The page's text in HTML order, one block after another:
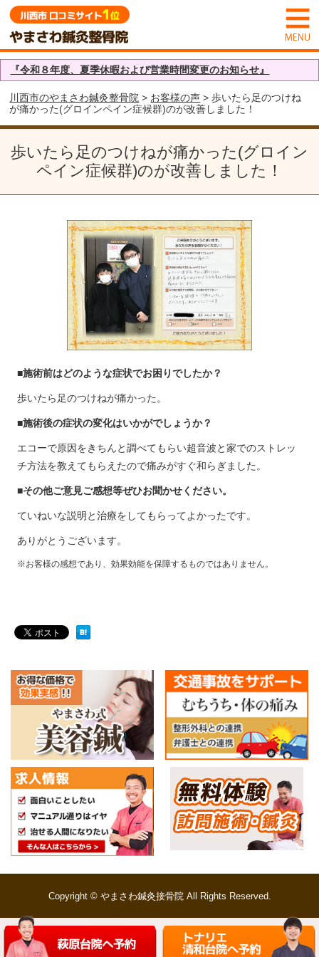
『令和８年度、夏季休暇および営業時間変更のお知らせ』
川西市のやまさわ鍼灸整骨院 > お客様の声 > 歩いたら足のつけね
が痛かった(グロインペイン症候群)のが改善しました！
歩いたら足のつけねが痛かった(グロイン
ペイン症候群)のが改善しました！
■施術前はどのような症状でお困りでしたか？
歩いたら足のつけねが痛かった。
■施術後の症状の変化はいかがでしょうか？
エコーで原因をきちんと調べてもらい超音波と家でのストレッ
チ方法を教えてもらえたので痛みがすぐ和らぎました。
■その他ご意見ご感想等ぜひお聞かせください。
ていねいな説明と治療をしてもらってよかったです。
ありがとうございます。
※お客様の感想であり、効果効能を保障するものではありません。
Copyright © やまさわ鍼灸接骨院 All Rights Reserved.